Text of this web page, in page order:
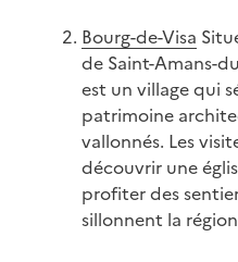
Bourg-de-Visa
de Saint-Amans-
est un village qui
patrimoine
vallonnés. Les
découvrir une
profiter des
sillonnent la